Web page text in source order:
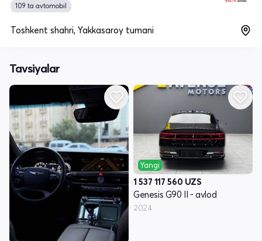
109 ta avtomobil
Toshkent shahri, Yakkasaroy tumani
Tavsiyalar
Yangi
1 537 117 560 UZS
Genesis G90 II - avlod
2024